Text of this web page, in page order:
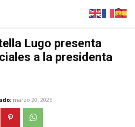
Lugo presenta
a la presidenta
marzo 20, 2025